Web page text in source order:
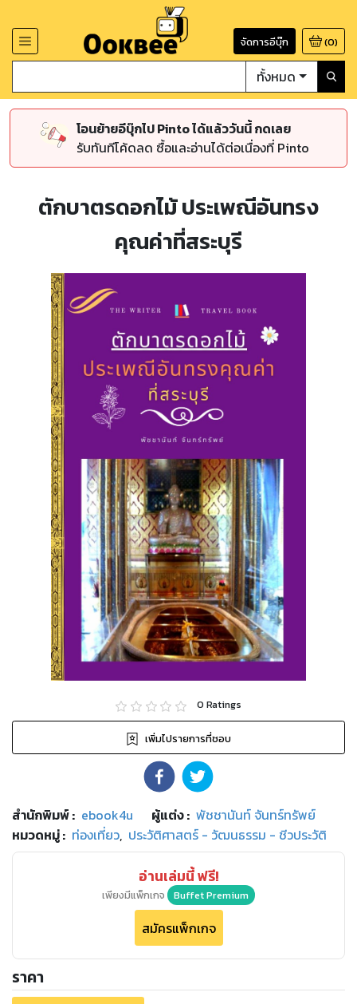
จัดการอีบุ๊ก (0)
ทั้งหมด
โอนย้ายอีบุ๊กไป Pinto ได้แล้ววันนี้ กดเลย
รับทันทีโค้ดลด ซื้อและอ่านได้ต่อเนื่องที่ Pinto
ตักบาตรดอกไม้ ประเพณีอันทรง
คุณค่าที่สระบุรี
0 Ratings
เพิ่มไปรายการที่ชอบ
สำนักพิมพ์: ebook4u ผู้แต่ง : พัชชานันท์ จันทร์ทรัพย์
หมวดหมู่: ท่องเที่ยว, ประวัติศาสตร์ - วัฒนธรรม - ชีวประวัติ
อ่านเล่มนี้ ฟรี!
เพียงมีแพ็กเกจ Buffet Premium
สมัครแพ็กเกจ
ราคา